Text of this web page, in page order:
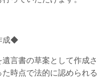
成◆
言書の草案として作成さ
時点で法的に認められる